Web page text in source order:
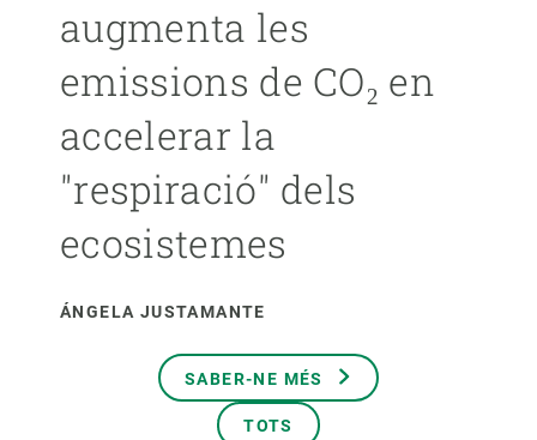
augmenta les
emissions de CO₂ en
accelerar la
"respiració" dels
ecosistemes
ÁNGELA JUSTAMANTE
SABER-NE MÉS
TOTS